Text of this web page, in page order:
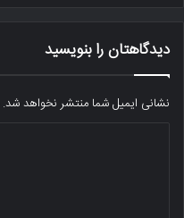
دیدگاهتان را بنویسید
نشانی ایمیل شما منتشر نخواهد شد.